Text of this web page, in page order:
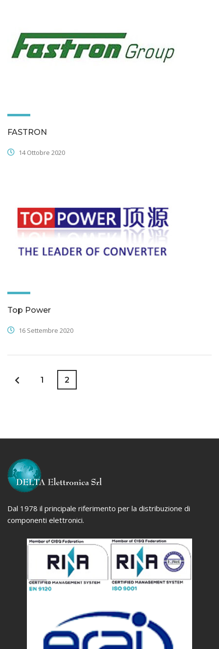
FASTRON
14 Ottobre 2020
Top Power
16 Settembre 2020
1 2
Dal 1978 il principale riferimento per la distribuzione di
componenti elettronici.